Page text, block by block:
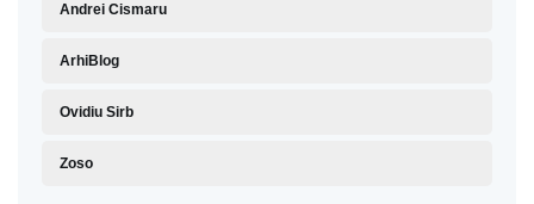
Andrei Cismaru
ArhiBlog
Ovidiu Sirb
Zoso